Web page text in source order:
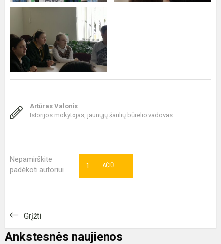
Artūras Valonis
Istorijos mokytojas, jaunųjų šaulių būrelio vadovas
Nepamirškite
padėkoti autoriui
AČIŪ
1
Grįžti
Ankstesnės naujienos